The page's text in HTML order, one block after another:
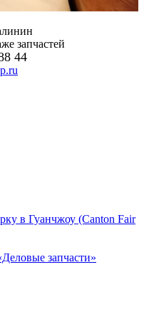
запчастей
44
в Гуанчжоу (Canton Fair
запчасти»